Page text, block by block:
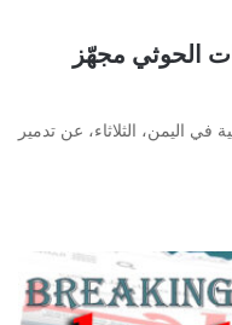
الحوثي مجهّز
اليمن، الثلاثاء، عن تدمير